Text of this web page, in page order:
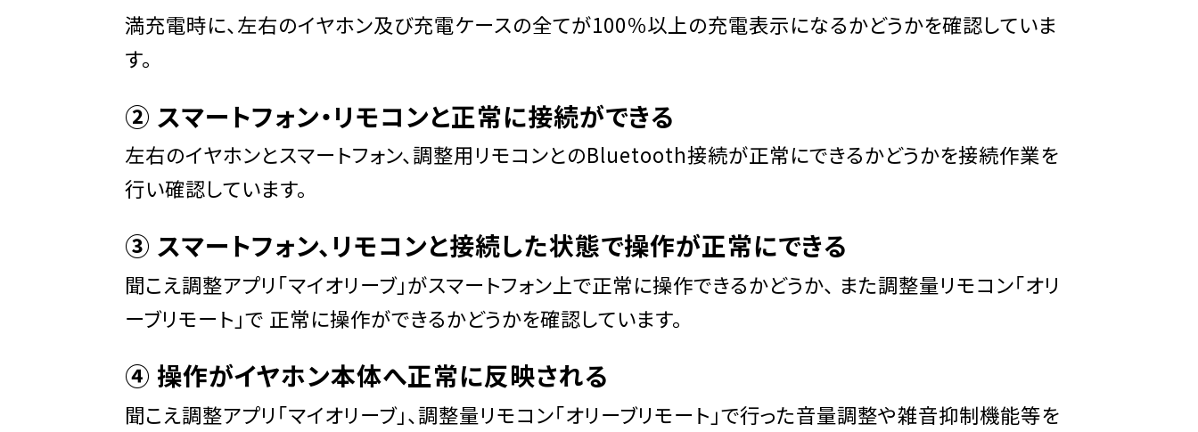
満充電時に、左右のイヤホン及び充電ケースの全てが100％以上の充電表示になるかどうかを確認していま
す。
➁ スマートフォン・リモコンと正常に接続ができる
左右のイヤホンとスマートフォン、調整用リモコンとのBluetooth接続が正常にできるかどうかを接続作業を
行い確認しています。
➂ スマートフォン、 リモコンと接続した状態で操作が正常にできる
聞こえ調整アプリ「マイオリーブ」がスマートフォン上で正常に操作できるかどうか、 また調整量リモコン「オリ
ーブリモート」で 正常に操作ができるかどうかを確認しています。
➃ 操作がイヤホン本体へ正常に反映される
聞こえ調整アプリ「マイオリーブ」、調整量リモコン「オリーブリモート」で行った音量調整や雑音抑制機能等を